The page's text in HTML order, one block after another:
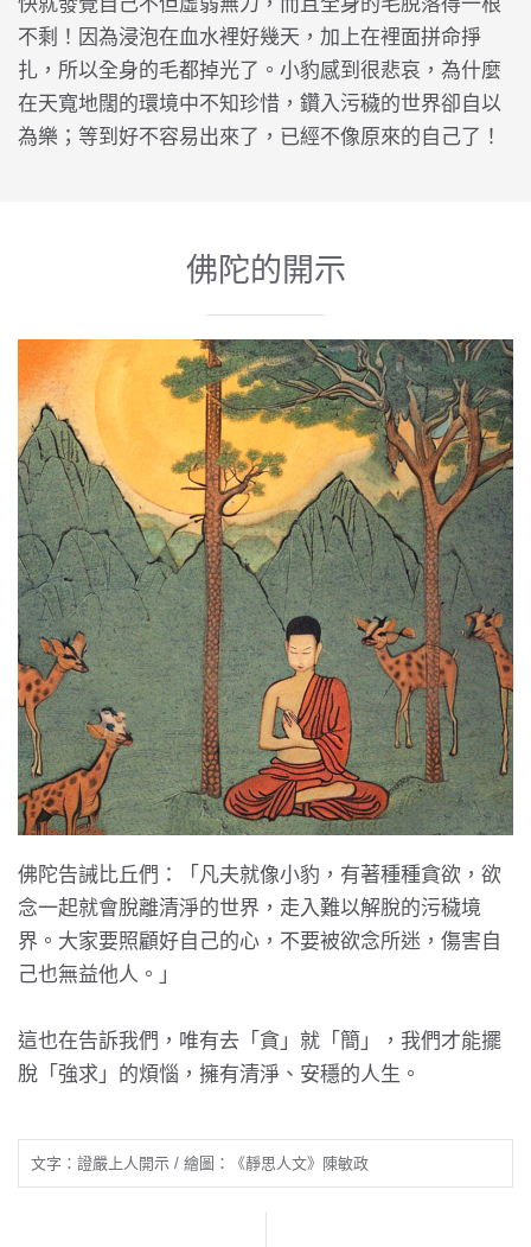
不剩！因為浸泡在血水裡好幾天，加上在裡面拼命掙
扎，所以全身的毛都掉光了。小豹感到很悲哀，為什麼
在天寬地闊的環境中不知珍惜，鑽入污穢的世界卻自以
為樂；等到好不容易出來了，已經不像原來的自己了！
佛陀的開示
佛陀告誡比丘們：「凡夫就像小豹，有著種種貪欲，欲
念一起就會脫離清淨的世界，走入難以解脫的污穢境
界。大家要照顧好自己的心，不要被欲念所迷，傷害自
己也無益他人。」
這也在告訴我們，唯有去「貪」就「簡」，我們才能擺
脫「強求」的煩惱，擁有清淨、安穩的人生。
文字：證嚴上人開示 / 繪圖：《靜思人文》陳敏政